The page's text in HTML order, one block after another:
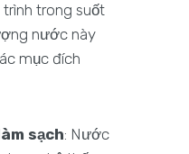
trong suốt
nước này
mục đích
sạch: Nước